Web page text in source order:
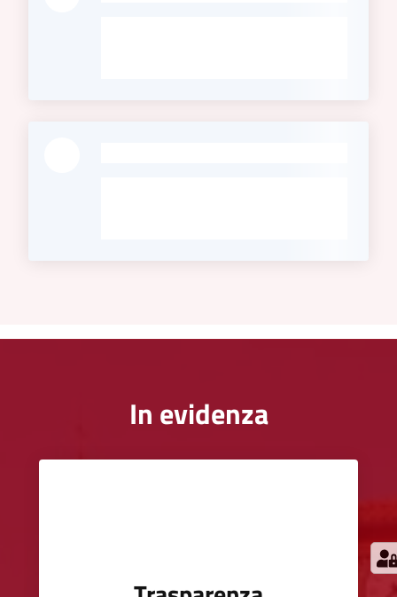
In evidenza